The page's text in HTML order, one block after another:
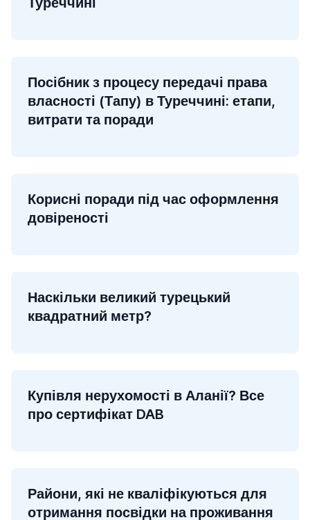
Посібник з процесу передачі права
власності (Тапу) в Туреччині: етапи,
витрати та поради
Корисні поради під час оформлення
довіреності
Наскільки великий турецький
квадратний метр?
Купівля нерухомості в Аланії? Все
про сертифікат DAB
Райони, які не кваліфікуються для
отримання посвідки на проживання